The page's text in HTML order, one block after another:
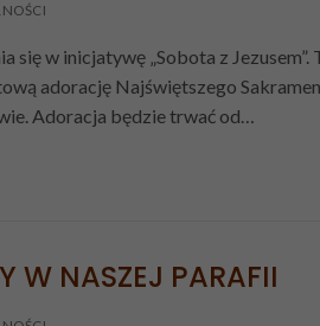
się w inicjatywę „Sobota z Jezusem”.
adorację Najświętszego
Adoracja będzie trwać od…
W NASZEJ PARAFII